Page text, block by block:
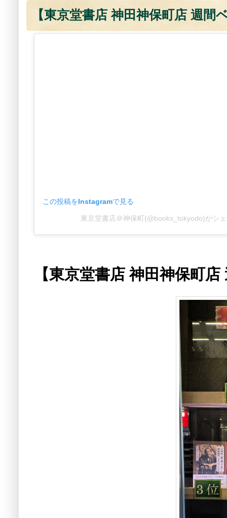
【東京堂書店 神田神保町店 週
この投稿をInstagramで見る
東京堂書店＠神保町(@books_tokyodo)がシ
【東京堂書店 神田神保町